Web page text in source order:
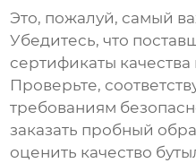
Это, пожалуй, самый
Убедитесь, что
сертификаты
Проверьте,
требованиям
заказать пробный
оценить качество